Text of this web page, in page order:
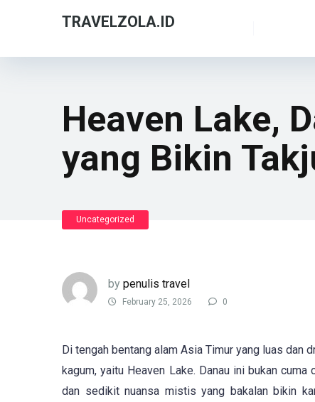
TRAVELZOLA.ID
Heaven Lake,
yang Bikin
Uncategorized
by penulis travel
February 25, 2026 0
Di tengah bentang alam Asia Timur yang luas dan
kagum, yaitu Heaven Lake. Danau ini bukan
dan sedikit nuansa mistis yang bakalan bikin